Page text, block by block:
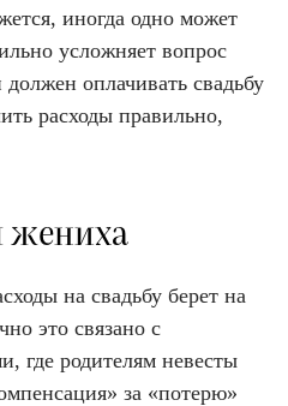
иногда одно может
усложняет вопрос
оплачивать свадьбу
расходы правильно,
жениха
на свадьбу берет на
это связано с
где родителям невесты
за «потерю»